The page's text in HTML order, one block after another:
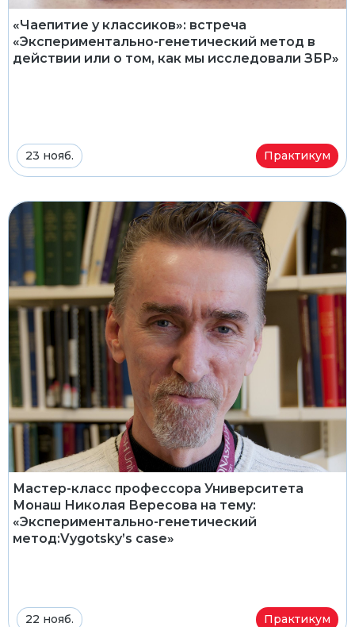
«Чаепитие у классиков»: встреча
«Экспериментально-генетический метод в
действии или о том, как мы исследовали ЗБР»
23 нояб. Практикум
Мастер-класс профессора Университета
Монаш Николая Вересова на тему:
«Экспериментально-генетический
метод:Vygotsky’s case»
22 нояб. Практикум